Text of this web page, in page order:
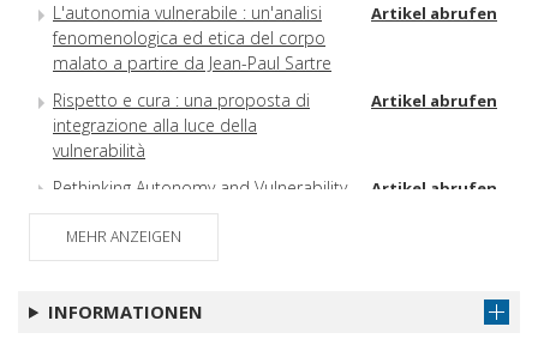
L'autonomia vulnerabile : un'analisi
fenomenologica ed etica del corpo
malato a partire da Jean-Paul Sartre
Artikel abrufen
Rispetto e cura : una proposta di
integrazione alla luce della
vulnerabilità
Artikel abrufen
Rethinking Autonomy and Vulnerability
: a Global Perspective
Artikel abrufen
MEHR ANZEIGEN
INFORMATIONEN